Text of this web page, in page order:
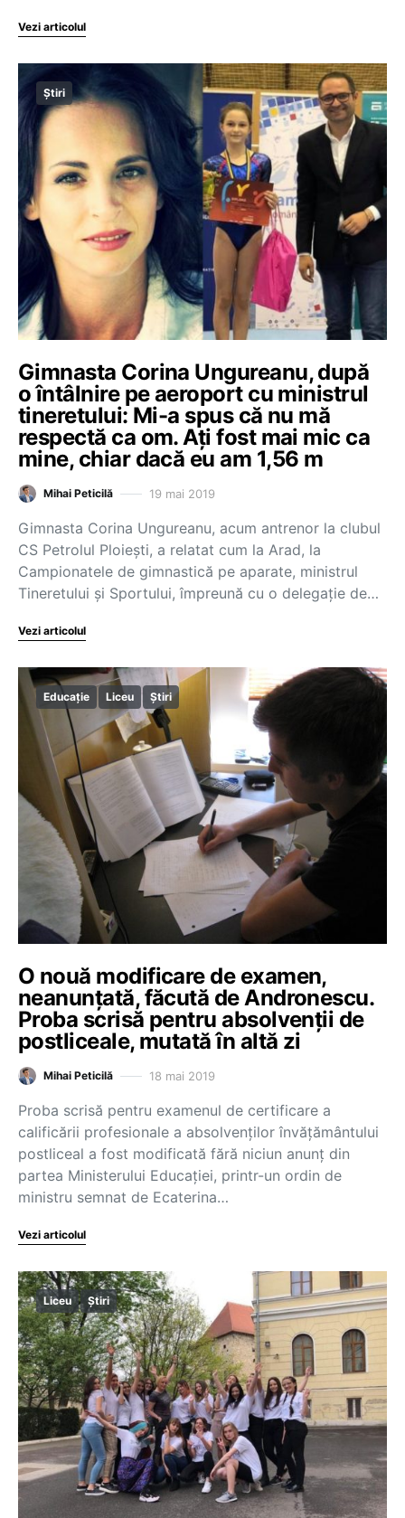
Vezi articolul
Știri
Gimnasta Corina Ungureanu, după
o întâlnire pe aeroport cu ministrul
tineretului: Mi-a spus că nu mă
respectă ca om. Ați fost mai mic ca
mine, chiar dacă eu am 1,56 m
Mihai Peticilă 19 mai 2019
Gimnasta Corina Ungureanu, acum antrenor la clubul
CS Petrolul Ploiești, a relatat cum la Arad, la
Campionatele de gimnastică pe aparate, ministrul
Tineretului și Sportului, împreună cu o delegație de…
Vezi articolul
Educație Liceu Știri
O nouă modificare de examen,
neanunțată, făcută de Andronescu.
Proba scrisă pentru absolvenții de
postliceale, mutată în altă zi
Mihai Peticilă 18 mai 2019
Proba scrisă pentru examenul de certificare a
calificării profesionale a absolvenţilor învăţământului
postliceal a fost modificată fără niciun anunţ din
partea Ministerului Educaţiei, printr-un ordin de
ministru semnat de Ecaterina…
Vezi articolul
Liceu Știri